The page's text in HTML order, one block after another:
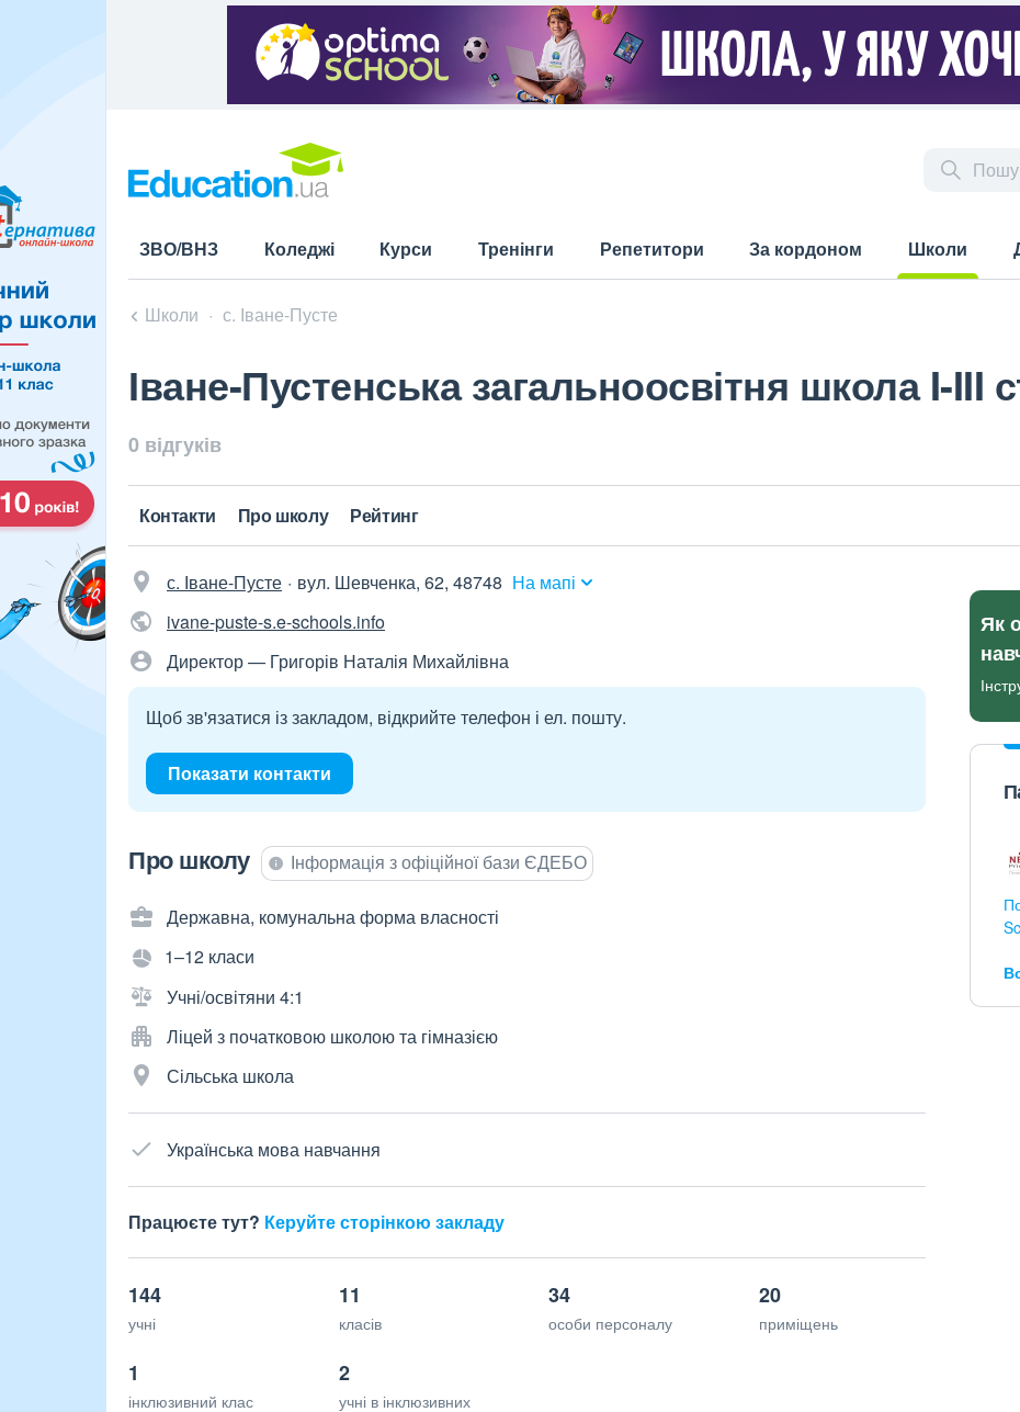
ЗВО/ВНЗ Коледжі Курси Тренінги Репетитори За кордоном
Школи
Школи с. Іване-Пусте
Іване-Пустенська загальноосвітня школа I-III
0 відгуків
Контакти Про школу Рейтинг
с. Іване-Пусте вул. Шевченка, 62, 48748 На мапі
ivane-puste-s.e-schools.info
Директор — Григорів Наталія Михайлівна
Щоб зв'язатися із закладом, відкрийте телефон і ел. пошту.
Показати контакти
Про школу Інформація з офіційної бази ЄДЕБО
Державна, комунальна форма власності
1–12 класи
Учні/освітяни 4:1
Ліцей з початковою школою та гімназією
Сільська школа
Українська мова навчання
Працюєте тут? Керуйте сторінкою закладу
144
учні
11
класів
34
особи персоналу
20
приміщень
1
інклюзивний клас
2
учні в інклюзивних
Як